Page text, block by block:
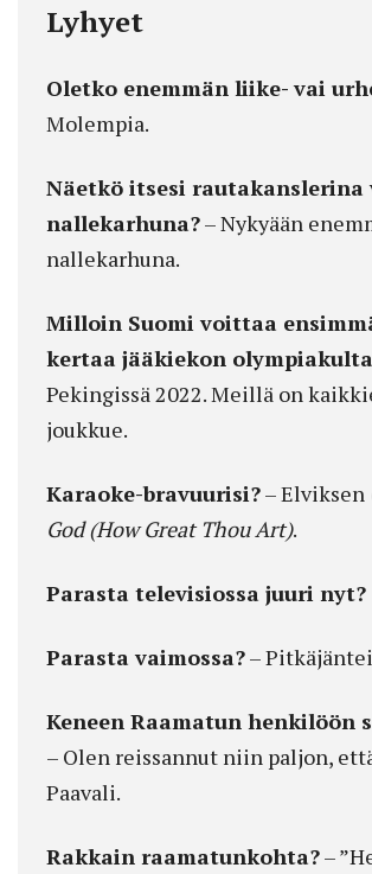
Lyhyet
Oletko enemmän liike- vai
Molempia.
Näetkö itsesi rautakanslerina
nallekarhuna?– Nykyään
nallekarhuna.
Milloin Suomi voittaa
kertaa jääkiekon
Pekingissä 2022. Meillä on
joukkue.
Karaoke-bravuurisi?– Elviksen
God (How Great Thou Art).
Parasta televisiossa juuri nyt?
Parasta vaimossa?–
Keneen Raamatun henkilöön
– Olen reissannut niin paljon,
Paavali.
Rakkain raamatunkohta?–